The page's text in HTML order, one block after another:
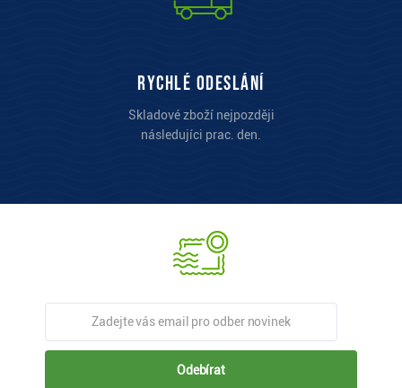
Rychlé odeslání
Skladové zboží nejpozději
následujíci prac. den.
Odebírat